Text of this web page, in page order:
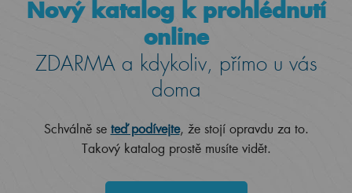
Nový katalog k prohlédnutí
online
ZDARMA a kdykoliv, přímo u vás
doma
Schválně se teď podívejte, že stojí opravdu za to.
Takový katalog prostě musíte vidět.